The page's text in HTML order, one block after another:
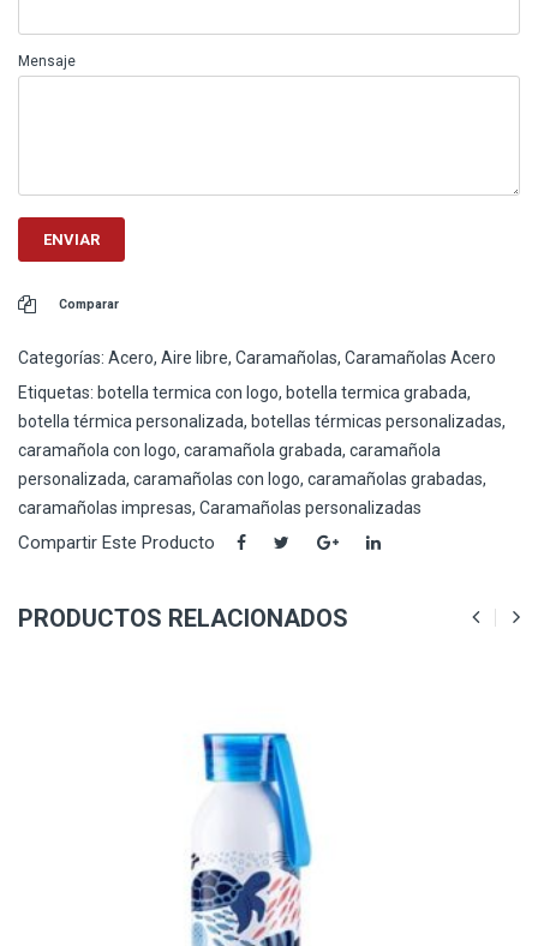
Mensaje
Comparar
Categorías: Acero, Aire libre, Caramañolas, Caramañolas Acero
Etiquetas: botella termica con logo, botella termica grabada,
botella térmica personalizada, botellas térmicas personalizadas,
caramañola con logo, caramañola grabada, caramañola
personalizada, caramañolas con logo, caramañolas grabadas,
caramañolas impresas, Caramañolas personalizadas
Compartir Este Producto
PRODUCTOS RELACIONADOS